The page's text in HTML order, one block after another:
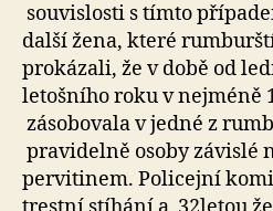
souvislosti s tímto
další žena, které
prokázali, že v době od
letošního roku v nejméně
zásobovala v jedné z
pravidelně osoby závislé
pervitinem. Policejní